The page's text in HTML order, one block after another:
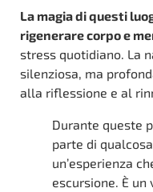
La magia di questi
rigenerare corpo e
stress quotidiano. La
silenziosa, ma
alla riflessione e al
Durante queste
parte di
un’esperienza
escursione. È un